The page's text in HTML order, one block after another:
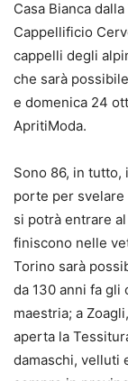
Casa Bianca
Cappellificio
cappelli degli
che sarà
e domenica 24
ApritiModa.
Sono 86, in tutto,
porte per
si potrà entrare
finiscono nelle
Torino sarà
da 130 anni fa gli
maestria; a
aperta la
damaschi, velluti